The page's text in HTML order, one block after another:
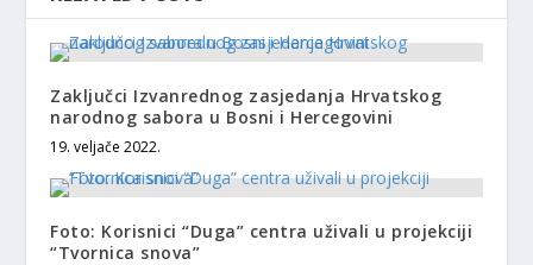
Zaključci Izvanrednog zasjedanja Hrvatskog
narodnog sabora u Bosni i Hercegovini
19. veljače 2022.
Foto: Korisnici “Duga” centra uživali u projekciji
“Tvornica snova”